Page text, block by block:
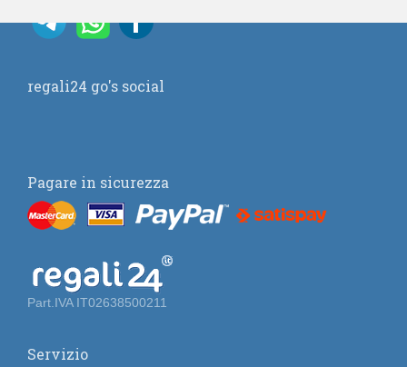
regali24 go's social
Pagare in sicurezza
Part.IVA IT02638500211
Servizio